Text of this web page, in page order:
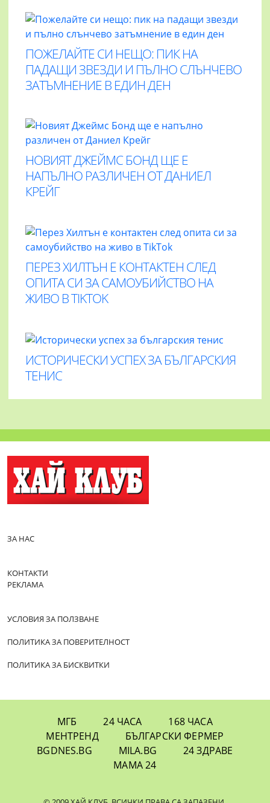
ПОЖЕЛАЙТЕ СИ НЕЩО: ПИК НА
ПАДАЩИ ЗВЕЗДИ И ПЪЛНО СЛЪНЧЕВО
ЗАТЪМНЕНИЕ В ЕДИН ДЕН
НОВИЯТ ДЖЕЙМС БОНД ЩЕ Е
НАПЪЛНО РАЗЛИЧЕН ОТ ДАНИЕЛ
КРЕЙГ
ПЕРЕЗ ХИЛТЪН Е КОНТАКТЕН СЛЕД
ОПИТА СИ ЗА САМОУБИЙСТВО НА
ЖИВО В TIKTOK
ИСТОРИЧЕСКИ УСПЕХ ЗА БЪЛГАРСКИЯ
ТЕНИС
ЗА НАС
КОНТАКТИ
РЕКЛАМА
УСЛОВИЯ ЗА ПОЛЗВАНЕ
ПОЛИТИКА ЗА ПОВЕРИТЕЛНОСТ
ПОЛИТИКА ЗА БИСКВИТКИ
МГБ 24 ЧАСА
168 ЧАСА
МЕНТРЕНД
БЪЛГАРСКИ ФЕРМЕР
BGDNES.BG
MILA.BG
24 ЗДРАВЕ
МАМА 24